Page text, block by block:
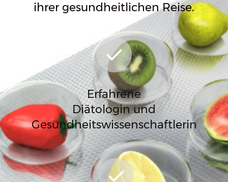
ihrer gesundheitlichen Reise.
Erfahrene
Diätologin und
Gesundheitswissenschaftlerin